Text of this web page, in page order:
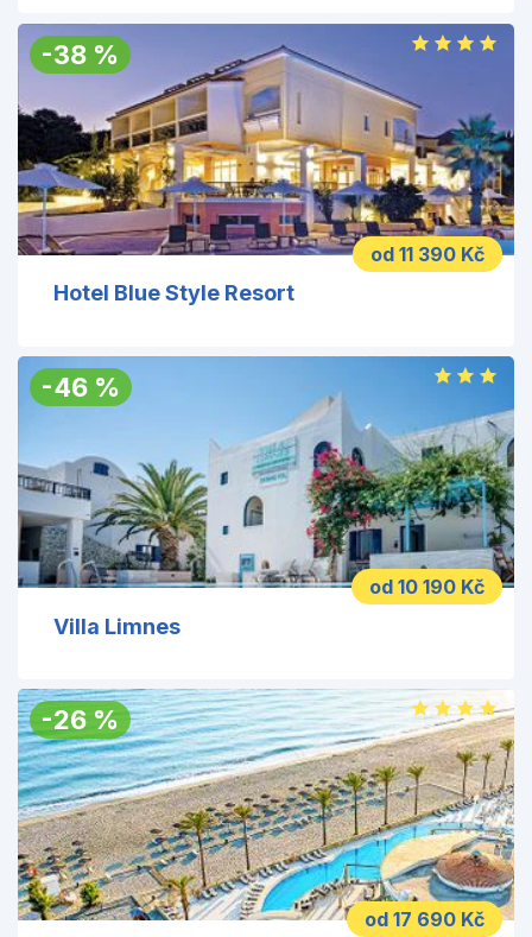
od 11 390 Kč
-38 %
Hotel Blue Style Resort
od 10 190 Kč
-46 %
Villa Limnes
od 17 690 Kč
-26 %